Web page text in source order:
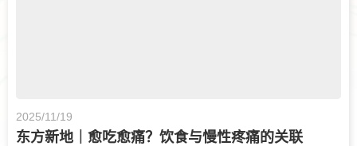
2025/11/19
东方新地｜愈吃愈痛？饮食与慢性疼痛的关联